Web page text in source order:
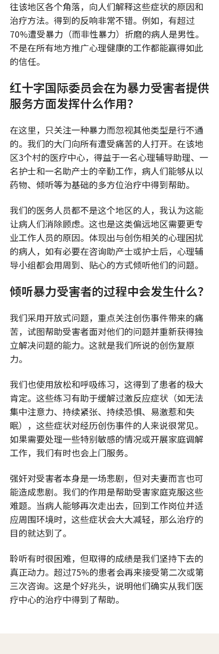
往该地区各个角落，向人们解释这些症状的原因和
治疗方法。得到的反响非常不错。例如，有超过
70%遭受暴力（而非性暴力）折磨的病人是男性。
不是在所有地方推广心理健康的工作都能赢得如此
的信任。
红十字国际委员会在为暴力受害者提供
服务方面发挥什么作用？
在这里，只关注一种暴力而忽视其他类型是行不通
的。我们的大门向所有遭受痛苦的人打开。在该地
区3个村的医疗中心，得益于一名心理辅导助理、一
名护士和一名助产士的辛勤工作，病人们能够从以
药物、倾听等为基础的多方位治疗中得到帮助。
我们的医务人员都不是这个地区的人，我认为这能
让病人们消除顾虑。这也是这类偏远地区需要更专
业工作人员的原因。体现出与创伤相关的心理困扰
的病人，如有必要在咨询助产士或护士后，心理辅
导小组都会用周到、贴心的方式倾听他们的问题。
倾听暴力受害者的过程中会发生什么？
我们采用开放式问题，重点关注创伤事件带来的痛
苦，试图帮助受害者面对他们的问题并重新获得独
立解决问题的能力。这就是我们所说的创伤复原
力。
我们也使用放松和呼吸练习，这得到了患者的极大
肯定。这些练习有助于缓解过激反应症状（如无法
集中注意力、持续紧张、持续恐惧、易激惹和失
眠），这些症状对经历创伤事件的人来说很常见。
如果需要处理一些特别敏感的情况或开展家庭调解
工作，我们有时也会上门服务。
强奸对受害者本身是一场悲剧，但对夫妻而言也可
能造成悲剧。我们的作用是帮助受害家庭克服这些
难题。当病人能够再次走出去，回到工作岗位并适
应周围环境时，这些症状会大大减轻，那么治疗的
目的就达到了。
聆听有时很困难，但取得的成绩是我们坚持下去的
真正动力。超过75%的患者会再来接受第二次或第
三次咨询。这是个好兆头，说明他们确实从我们医
疗中心的治疗中得到了帮助。